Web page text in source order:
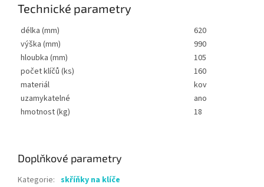
Technické parametry
délka (mm)
620
výška (mm)
990
hloubka (mm)
105
počet klíčů (ks)
160
materiál
kov
uzamykatelné
ano
hmotnost (kg)
18
Doplňkové parametry
Kategorie: skříňky na klíče